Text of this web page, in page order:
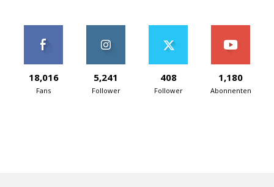
18,016
Fans
5,241
Follower
408
Follower
1,180
Abonnenten